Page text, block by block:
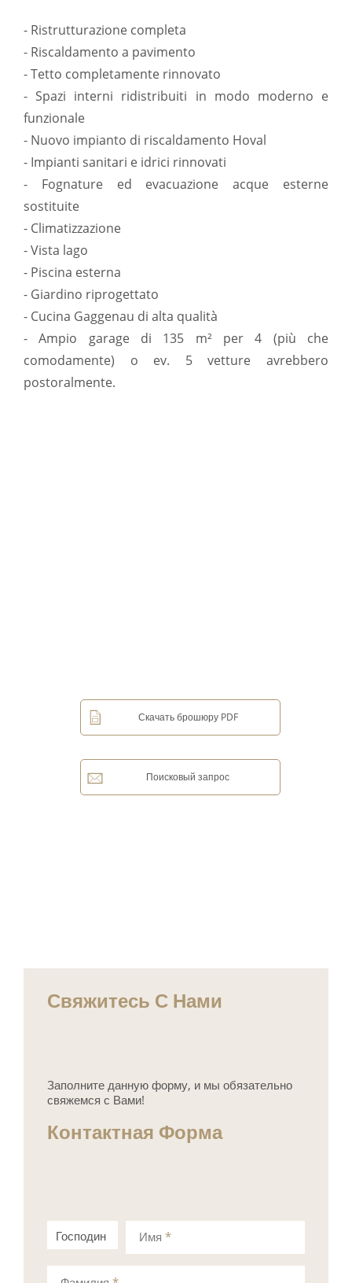
- Ristrutturazione completa
- Riscaldamento a pavimento
- Tetto completamente rinnovato
- Spazi interni ridistribuiti in modo moderno e
funzionale
- Nuovo impianto di riscaldamento Hoval
- Impianti sanitari e idrici rinnovati
- Fognature ed evacuazione acque esterne
sostituite
- Climatizzazione
- Vista lago
- Piscina esterna
- Giardino riprogettato
- Cucina Gaggenau di alta qualità
- Ampio garage di 135 m² per 4 (più che
comodamente) o ev. 5 vetture avrebbero
postoralmente.
Свяжитесь С Нами
Заполните данную форму, и мы обязательно
свяжемся с Вами!
Контактная Форма
Господин Госпожа
Имя *
Скачать брошюру PDF
Поисковый запрос